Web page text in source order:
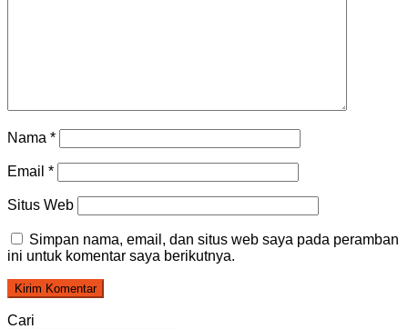
Nama *
Email *
Situs Web
Simpan nama, email, dan situs web saya pada peramban
ini untuk komentar saya berikutnya.
Cari